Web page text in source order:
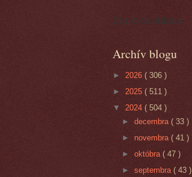
Cynická obluda
Archív blogu
► 2026 ( 306 )
► 2025 ( 511 )
▼ 2024 ( 504 )
►decembra( 33 )
►novembra( 41 )
►októbra( 47 )
►septembra( 43 )